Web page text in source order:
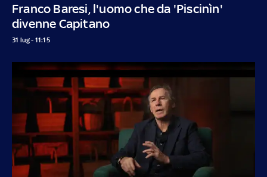
Franco Baresi, l'uomo che da 'Piscinìn'
divenne Capitano
31 lug - 11:15